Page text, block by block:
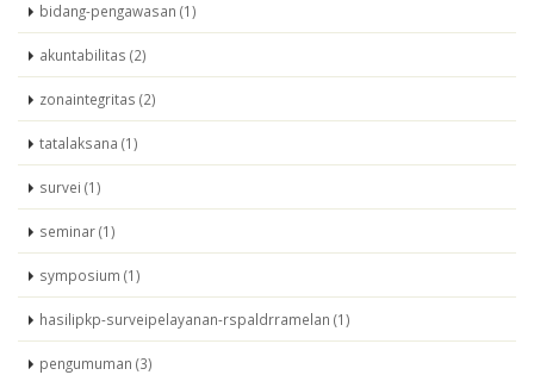
bidang-pengawasan (1)
akuntabilitas (2)
zonaintegritas (2)
tatalaksana (1)
survei (1)
seminar (1)
symposium (1)
hasilipkp-surveipelayanan-rspaldrramelan (1)
pengumuman (3)